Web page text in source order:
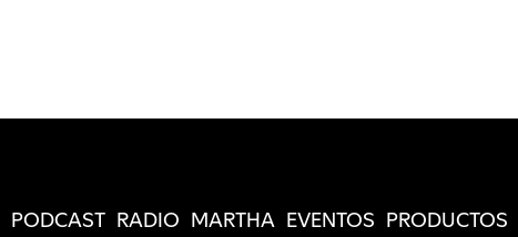
PODCAST RADIO MARTHA EVENTOS PRODUCTOS